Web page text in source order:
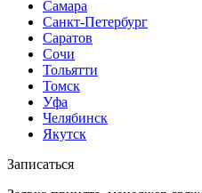
Самара
Санкт-Петербург
Саратов
Сочи
Тольятти
Томск
Уфа
Челябинск
Якутск
Записаться